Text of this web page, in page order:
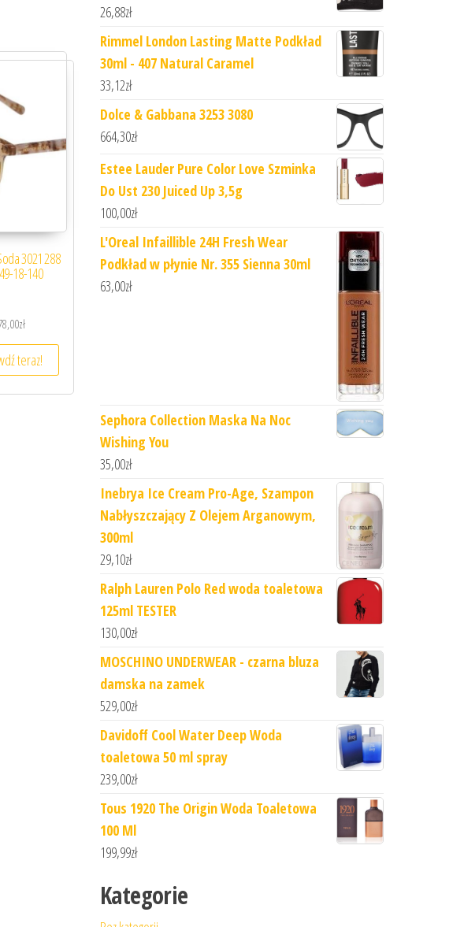
3021 288
18-140
zł
teraz!
26,88zł
Rimmel London Lasting Matte Podkład
30ml - 407 Natural Caramel
33,12zł
Dolce & Gabbana 3253 3080
664,30zł
Estee Lauder Pure Color Love Szminka
Do Ust 230 Juiced Up 3,5g
100,00zł
L'Oreal Infaillible 24H Fresh Wear
Podkład w płynie Nr. 355 Sienna 30ml
63,00zł
Sephora Collection Maska Na Noc
Wishing You
35,00zł
Inebrya Ice Cream Pro-Age, Szampon
Nabłyszczający Z Olejem Arganowym,
300ml
29,10zł
Ralph Lauren Polo Red woda toaletowa
125ml TESTER
130,00zł
MOSCHINO UNDERWEAR - czarna bluza
damska na zamek
529,00zł
Davidoff Cool Water Deep Woda
toaletowa 50 ml spray
239,00zł
Tous 1920 The Origin Woda Toaletowa
100 Ml
199,99zł
Kategorie